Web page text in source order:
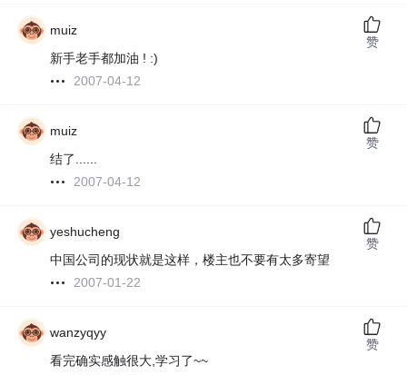
muiz
新手老手都加油 ! :)
2007-04-12
赞
muiz
结了......
2007-04-12
赞
yeshucheng
中国公司的现状就是这样，楼主也不要有太多寄望
2007-01-22
赞
wanzyqyy
看完确实感触很大,学习了~~
赞